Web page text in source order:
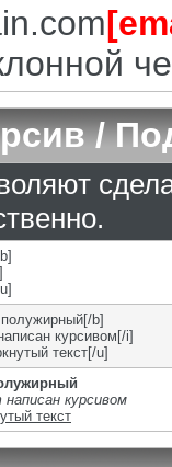
/
полужирный[/b]
курсивом[/i]
текст[/u]
курсивом
текст